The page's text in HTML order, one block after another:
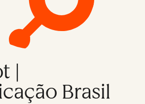
|
Brasil